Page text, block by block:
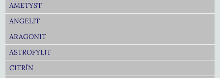
AMETYST
ANGELIT
ARAGONIT
ASTROFYLIT
CITRÍN